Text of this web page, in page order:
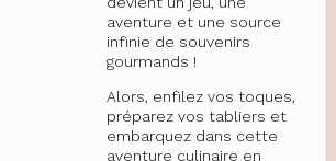
aventure et une source
infinie de souvenirs
gourmands !
Alors, enfilez vos toques,
préparez vos tabliers et
embarquez dans cette
aventure culinaire en